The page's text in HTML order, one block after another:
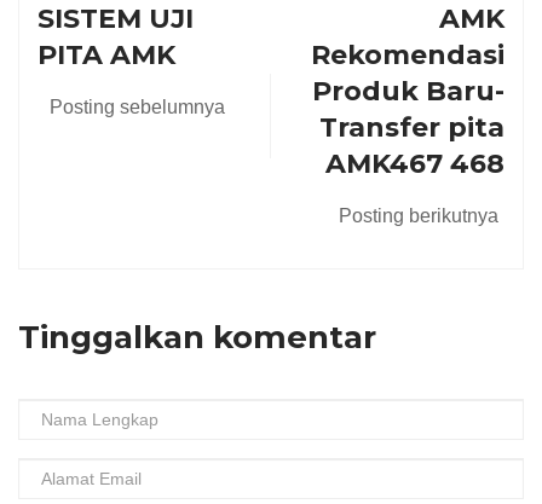
SISTEM UJI
PITA AMK
Posting sebelumnya
AMK
Rekomendasi
Produk Baru-
Transfer pita
AMK467 468
Posting berikutnya
Tinggalkan komentar